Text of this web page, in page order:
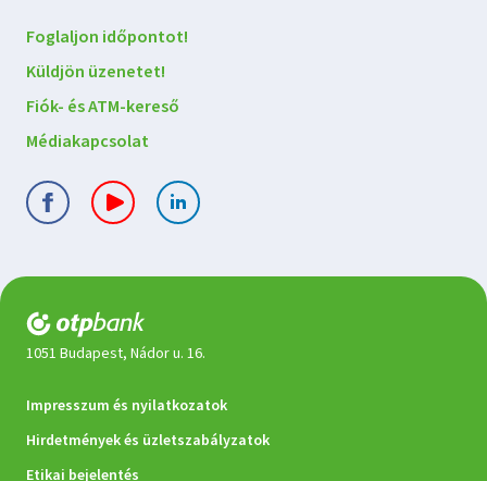
Foglaljon időpontot!
Küldjön üzenetet!
Fiók- és ATM-kereső
Médiakapcsolat
1051 Budapest, Nádor u. 16.
Jogi
dokumentumok
Impresszum és nyilatkozatok
Hirdetmények és üzletszabályzatok
Etikai bejelentés